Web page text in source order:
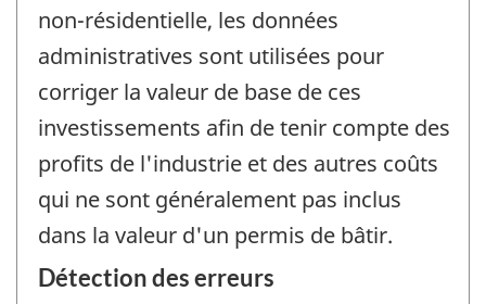
non-résidentielle, les données
administratives sont utilisées pour
corriger la valeur de base de ces
investissements afin de tenir compte des
profits de l'industrie et des autres coûts
qui ne sont généralement pas inclus
dans la valeur d'un permis de bâtir.
Détection des erreurs